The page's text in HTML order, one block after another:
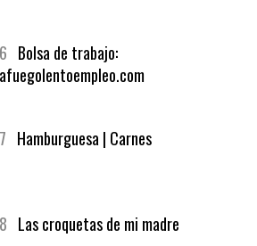
afuegolentoempleo.com